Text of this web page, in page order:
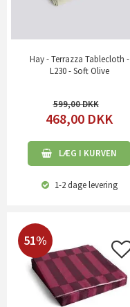
Hay - Terrazza Tablecloth -
L230 - Soft Olive
599,00
468,00 DKK
LÆG I KURVEN
1-2 dagelevering
51%